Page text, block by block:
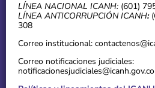
LÍNEA NACIONAL ICANH: (601)
LÍNEA ANTICORRUPCIÓN ICANH:
308
Correo institucional:
Correo notificaciones judiciales:
notificacionesjudiciales@icanh.gov.co